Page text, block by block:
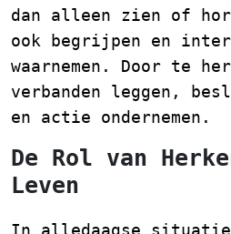
dan alleen zien of
ook begrijpen en
waarnemen. Door te
verbanden leggen,
en actie ondernemen.
De Rol van
Leven
In alledaagse